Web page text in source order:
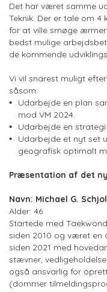
Det har været samme
Teknik. Der er tale om
for at ville smøge
bedst mulige
de kommende
Vi vil snarest muligt
såsom:
Udarbejde en plan
mod VM 2024.
Udarbejde en
Udarbejde et nyt set
geografisk optimalt
Præsentation af det
Navn: Michael G.
Alder: 46
Startede med
siden 2010 og været en
siden 2021 med
stævner,
også ansvarlig for
(dommer